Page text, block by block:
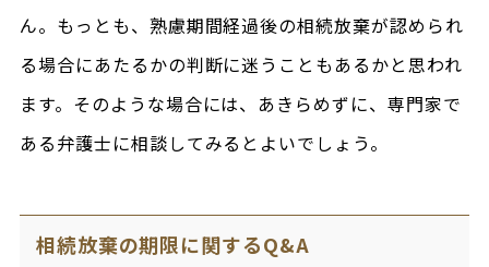
ん。もっとも、熟慮期間経過後の相続放棄が認められ
る場合にあたるかの判断に迷うこともあるかと思われ
ます。そのような場合には、あきらめずに、専門家で
ある弁護士に相談してみるとよいでしょう。
相続放棄の期限に関するQ&A